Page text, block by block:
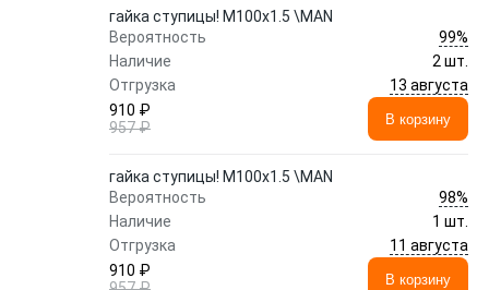
гайка ступицы! М100x1.5 \MAN
Вероятность
99%
Наличие
2 шт.
Отгрузка
13 августа
910 ₽
957 ₽
В корзину
гайка ступицы! М100x1.5 \MAN
Вероятность
98%
Наличие
1 шт.
Отгрузка
11 августа
910 ₽
В корзину